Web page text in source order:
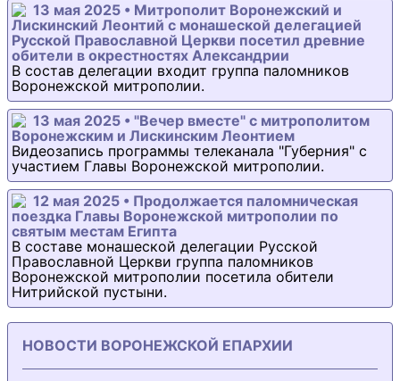
13 мая 2025 • Митрополит Воронежский и
Лискинский Леонтий с монашеской делегацией
Русской Православной Церкви посетил древние
обители в окрестностях Александрии
В состав делегации входит группа паломников
Воронежской митрополии.
13 мая 2025 • "Вечер вместе" с митрополитом
Воронежским и Лискинским Леонтием
Видеозапись программы телеканала "Губерния" с
участием Главы Воронежской митрополии.
12 мая 2025 • Продолжается паломническая
поездка Главы Воронежской митрополии по
святым местам Египта
В составе монашеской делегации Русской
Православной Церкви группа паломников
Воронежской митрополии посетила обители
Нитрийской пустыни.
НОВОСТИ ВОРОНЕЖСКОЙ ЕПАРХИИ